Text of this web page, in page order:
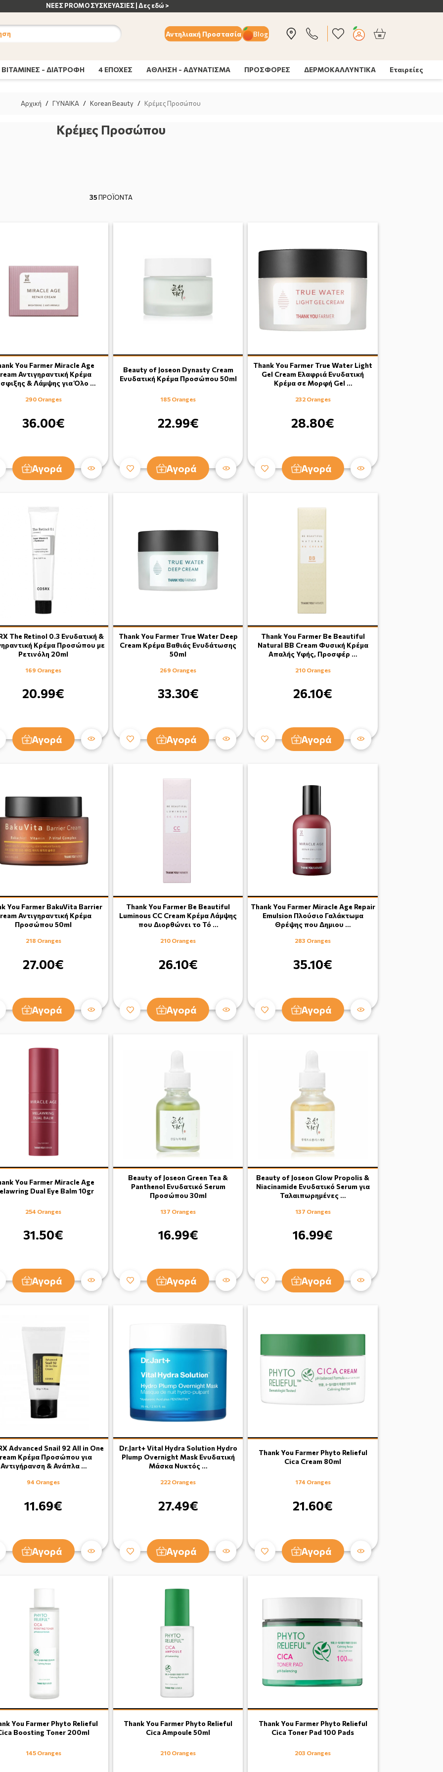
ΑΝΟΣΟΠΟΙΗΤΙΚΟ | Δες εδώ >
Αντηλιακή Προστασία Blog
ΒΙΤΑΜΙΝΕΣ - ΔΙΑΤΡΟΦΗ 4 ΕΠΟΧΕΣ ΑΘΛΗΣΗ - ΑΔΥΝΑΤΙΣΜΑ ΠΡΟΣΦΟΡΕΣ ΔΕΡΜΟΚΑΛΛΥΝΤΙΚΑ Εταιρείες
Αρχική / ΓΥΝΑΙΚΑ / Korean Beauty / Κρέμες Προσώπου
Κρέμες Προσώπου
35ΠΡΟΪΟΝΤΑ
You Farmer Miracle Age
Αντιγηραντική Κρέμα
& Λάμψης για Όλο …
290 Oranges
36.00€
Αγορά
Beauty of Joseon Dynasty Cream
Ενυδατική Κρέμα Προσώπου 50ml
185 Oranges
22.99€
Αγορά
Thank You Farmer True Water Light
Gel Cream Ελαφριά Ενυδατική
Κρέμα σε Μορφή Gel …
232 Oranges
28.80€
Αγορά
The Retinol 0.3 Ενυδατική &
Κρέμα Προσώπου με
Ρετινόλη 20ml
169 Oranges
20.99€
Αγορά
Thank You Farmer True Water Deep
Cream Κρέμα Βαθιάς Ενυδάτωσης
50ml
269 Oranges
33.30€
Αγορά
Thank You Farmer Be Beautiful
Natural BB Cream Φυσική Κρέμα
Απαλής Υφής, Προσφέρ …
210 Oranges
26.10€
Αγορά
You Farmer BakuVita Barrier
Αντιγηραντική Κρέμα
Προσώπου 50ml
218 Oranges
27.00€
Αγορά
Thank You Farmer Be Beautiful
Luminous CC Cream Κρέμα Λάμψης
που Διορθώνει το Τό …
210 Oranges
26.10€
Αγορά
Thank You Farmer Miracle Age Repair
Emulsion Πλούσιο Γαλάκτωμα
Θρέψης που Δημιου …
283 Oranges
35.10€
Αγορά
You Farmer Miracle Age
Dual Eye Balm 10gr
254 Oranges
31.50€
Αγορά
Beauty of Joseon Green Tea &
Panthenol Ενυδατικό Serum
Προσώπου 30ml
137 Oranges
16.99€
Αγορά
Beauty of Joseon Glow Propolis &
Niacinamide Ενυδατικό Serum για
Ταλαιπωρημένες …
137 Oranges
16.99€
Αγορά
Advanced Snail 92 All in One
Κρέμα Προσώπου για
Αντιγήρανση & Ανάπλα …
94 Oranges
11.69€
Αγορά
Dr.Jart+ Vital Hydra Solution Hydro
Plump Overnight Mask Ενυδατική
Μάσκα Νυκτός …
222 Oranges
27.49€
Αγορά
Thank You Farmer Phyto Relieful
Cica Cream 80ml
174 Oranges
21.60€
Αγορά
You Farmer Phyto Relieful
Boosting Toner 200ml
145 Oranges
Thank You Farmer Phyto Relieful
Cica Ampoule 50ml
210 Oranges
Thank You Farmer Phyto Relieful
Cica Toner Pad 100 Pads
203 Oranges